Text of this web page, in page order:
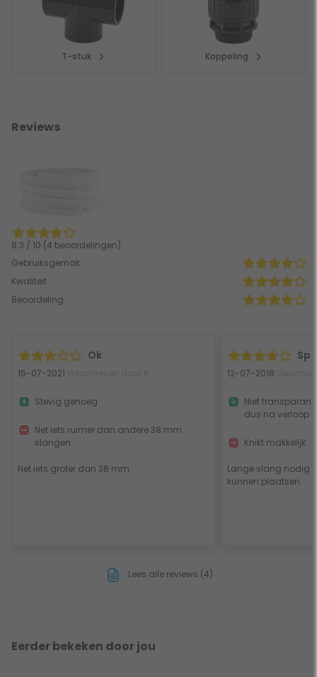
T-stuk Koppeling
Reviews
8.3 / 10 (4 beoordelingen)
Gebruiksgemak
Kwaliteit
Beoordeling
Ok
15-07-2021
Net iets groter dan 38 mm.
Stevig genoeg
Net iets ruimer dan andere 38 mm
slangen
12-07-2018
Lange slang nodig
kunnen plaatsen
Niet
dus na verloop
Knikt makkelijk
Lees alle reviews (4)
Eerder bekeken door jou